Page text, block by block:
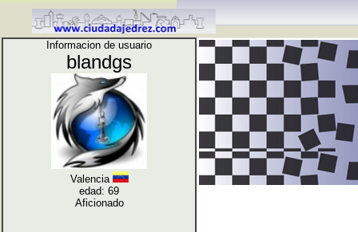
Informacion de usuario
blandgs
Valencia
edad: 69
Aficionado